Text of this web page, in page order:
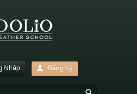
Nhập Đăng Ký